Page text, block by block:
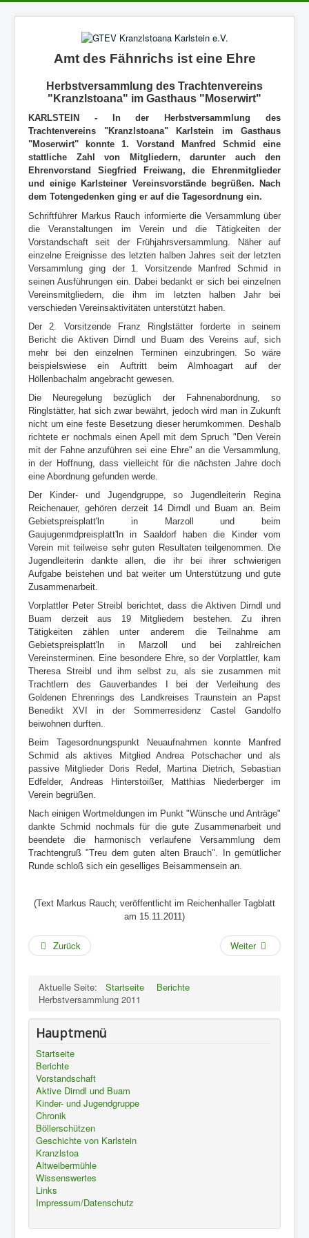
Amt des Fähnrichs ist eine Ehre
Herbstversammlung des Trachtenvereins
"Kranzlstoana" im Gasthaus "Moserwirt"
KARLSTEIN - In der Herbstversammlung des
Trachtenvereins "Kranzlstoana" Karlstein im Gasthaus
"Moserwirt" konnte 1. Vorstand Manfred Schmid eine
stattliche Zahl von Mitgliedern, darunter auch den
Ehrenvorstand Siegfried Freiwang, die Ehrenmitglieder
und einige Karlsteiner Vereinsvorstände begrüßen. Nach
dem Totengedenken ging er auf die Tagesordnung ein.
Schriftführer Markus Rauch informierte die Versammlung über
die Veranstaltungen im Verein und die Tätigkeiten der
Vorstandschaft seit der Frühjahrsversammlung. Näher auf
einzelne Ereignisse des letzten halben Jahres seit der letzten
Versammlung ging der 1. Vorsitzende Manfred Schmid in
seinen Ausführungen ein. Dabei bedankt er sich bei einzelnen
Vereinsmitgliedern, die ihm im letzten halben Jahr bei
verschieden Vereinsaktivitäten unterstützt haben.
Der 2. Vorsitzende Franz Ringlstätter forderte in seinem
Bericht die Aktiven Dirndl und Buam des Vereins auf, sich
mehr bei den einzelnen Terminen einzubringen. So wäre
beispielswiese ein Auftritt beim Almhoagart auf der
Höllenbachalm angebracht gewesen.
Die Neuregelung bezüglich der Fahnenabordnung, so
Ringlstätter, hat sich zwar bewährt, jedoch wird man in Zukunft
nicht um eine feste Besetzung dieser herumkommen. Deshalb
richtete er nochmals einen Apell mit dem Spruch "Den Verein
mit der Fahne anzuführen sei eine Ehre" an die Versammlung,
in der Hoffnung, dass vielleicht für die nächsten Jahre doch
eine Abordnung gefunden werde.
Der Kinder- und Jugendgruppe, so Jugendleiterin Regina
Reichenauer, gehören derzeit 14 Dirndl und Buam an. Beim
Gebietspreisplatt'ln in Marzoll und beim
Gaujugenmdpreisplatt'ln in Saaldorf haben die Kinder vom
Verein mit teilweise sehr guten Resultaten teilgenommen. Die
Jugendleiterin dankte allen, die ihr bei ihrer schwierigen
Aufgabe beistehen und bat weiter um Unterstützung und gute
Zusammenarbeit.
Vorplattler Peter Streibl berichtet, dass die Aktiven Dirndl und
Buam derzeit aus 19 Mitgliedern bestehen. Zu ihren
Tätigkeiten zählen unter anderem die Teilnahme am
Gebietspreisplatt'ln in Marzoll und bei zahlreichen
Vereinsterminen. Eine besondere Ehre, so der Vorplattler, kam
Theresa Streibl und ihm selbst zu, als sie zusammen mit
Trachtlern des Gauverbandes I bei der Verleihung des
Goldenen Ehrenrings des Landkreises Traunstein an Papst
Benedikt XVI in der Sommerresidenz Castel Gandolfo
beiwohnen durften.
Beim Tagesordnungspunkt Neuaufnahmen konnte Manfred
Schmid als aktives Mitglied Andrea Potschacher und als
passive Mitglieder Doris Redel, Martina Dietrich, Sebastian
Edfelder, Andreas Hinterstoißer, Matthias Niederberger im
Verein begrüßen.
Nach einigen Wortmeldungen im Punkt "Wünsche und Anträge"
dankte Schmid nochmals für die gute Zusammenarbeit und
beendete die harmonisch verlaufene Versammlung dem
Trachtengruß "Treu dem guten alten Brauch". In gemütlicher
Runde schloß sich ein geselliges Beisammensein an.
(Text Markus Rauch; veröffentlicht im Reichenhaller Tagblatt
am 15.11.2011)
Zurück Weiter
Aktuelle Seite: Startseite
Berichte
Herbstversammlung 2011
Hauptmenü
Startseite
Berichte
Vorstandschaft
Aktive Dirndl und Buam
Kinder- und Jugendgruppe
Chronik
Böllerschützen
Geschichte von Karlstein
Kranzlstoa
Altweibermühle
Wissenswertes
Links
Impressum/Datenschutz